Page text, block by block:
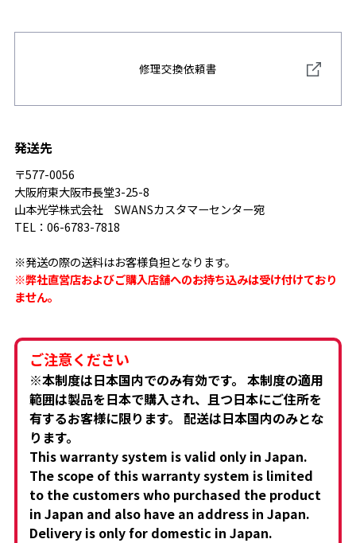
修理交換依頼書
発送先
〒577-0056
大阪府東大阪市長堂3-25-8
山本光学株式会社 SWANSカスタマーセンター宛
TEL：06-6783-7818
※発送の際の送料はお客様負担となります。
※弊社直営店およびご購入店舗へのお持ち込みは受け付けており
ません。
ご注意ください
※本制度は日本国内でのみ有効です。 本制度の適用
範囲は製品を日本で購入され、且つ日本にご住所を
有するお客様に限ります。 配送は日本国内のみとな
ります。
This warranty system is valid only in Japan.
The scope of this warranty system is limited
to the customers who purchased the product
in Japan and also have an address in Japan.
Delivery is only for domestic in Japan.